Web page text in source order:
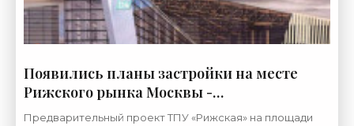
Появились планы застройки на месте
Рижского рынка Москвы -
«Недвижимость»
Предварительный проект ТПУ «Рижская» на площади